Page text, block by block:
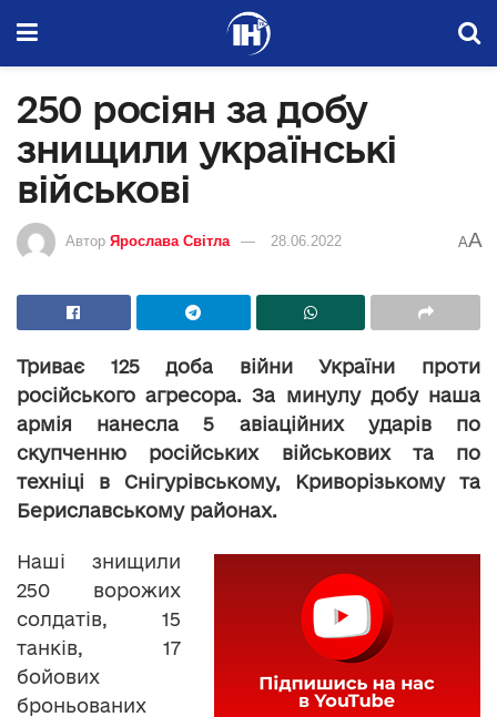
250 росіян за добу
знищили українські
військові
Автор Ярослава Світла 28.06.2022 AA
Триває 125 доба війни України проти
російського агресора. За минулу добу наша
армія нанесла 5 авіаційних ударів по
скупченню російських військових та по
техніці в Снігурівському, Криворізькому та
Бериславському районах.
Наші знищили
250 ворожих
солдатів, 15
танків, 17
бойових
броньованих